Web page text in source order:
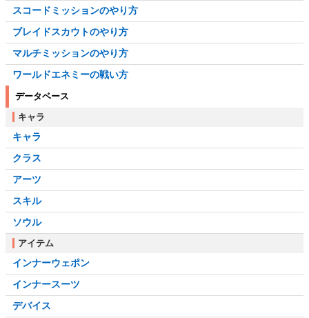
スコードミッションのやり方
ブレイドスカウトのやり方
マルチミッションのやり方
ワールドエネミーの戦い方
データベース
キャラ
キャラ
クラス
アーツ
スキル
ソウル
アイテム
インナーウェポン
インナースーツ
デバイス